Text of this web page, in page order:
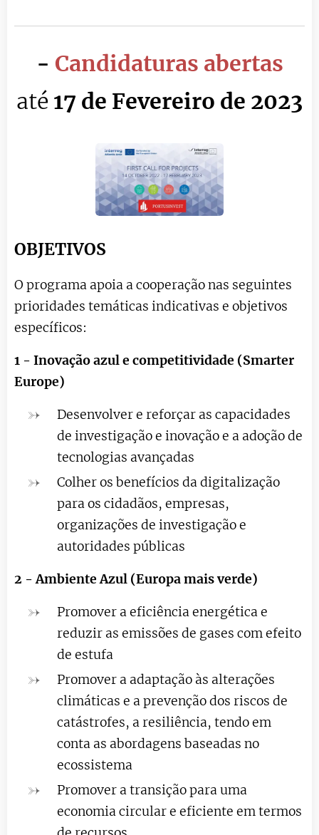
- Candidaturas abertas
até 17 de Fevereiro de 2023
OBJETIVOS
O programa apoia a cooperação nas seguintes
prioridades temáticas indicativas e objetivos
específicos:
1 - Inovação azul e competitividade (Smarter
Europe)
Desenvolver e reforçar as capacidades
de investigação e inovação e a adoção de
tecnologias avançadas
Colher os benefícios da digitalização
para os cidadãos, empresas,
organizações de investigação e
autoridades públicas
2 - Ambiente Azul (Europa mais verde)
Promover a eficiência energética e
reduzir as emissões de gases com efeito
de estufa
Promover a adaptação às alterações
climáticas e a prevenção dos riscos de
catástrofes, a resiliência, tendo em
conta as abordagens baseadas no
ecossistema
Promover a transição para uma
economia circular e eficiente em termos